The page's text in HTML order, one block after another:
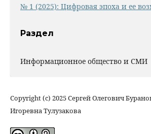
№ 1 (2025): Цифровая эпоха и ее
Раздел
Информационное общество и СМИ
Copyright (c) 2025 Сергей Олегович
Игоревна Тулузакова